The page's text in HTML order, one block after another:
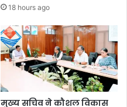
18 hours ago
मुख्य सचिव ने कौशल विकास